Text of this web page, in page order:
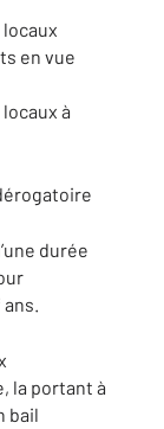
en vue
à
durée
la portant à
bail